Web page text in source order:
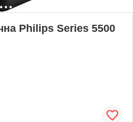
Philips Series 5500